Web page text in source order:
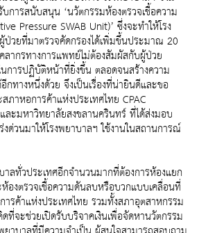
การสนับสนุน ‘นวัตกรรมห้องตรวจเชื้อความ
Pressure SWAB Unit)’ ซึ่งจะทำให้โรง
วยที่มาตรวจคัดกรองได้เพิ่มขึ้นประมาณ 20
ากรทางการแพทย์ไม่ต้องสัมผัสกับผู้ป่วย
การปฏิบัติหน้าที่ยิ่งขึ้น ตลอดจนสร้างความ
ทางหนึ่งด้วย จึงเป็นเรื่องที่น่ายินดีและขอ
าหอการค้าแห่งประเทศไทย CPAC
ะมหาวิทยาลัยสงขลานครินทร์ ที่ได้ส่งมอบ
ด่วนมาให้โรงพยาบาลฯ ใช้งานในสถานการณ์
าลทั่วประเทศอีกจำนวนมากที่ต้องการห้องแยก
องตรวจเชื้อความดันลบหรือบวกแบบเคลื่อนที่
รค้าแห่งประเทศไทย รวมทั้งสภาอุตสาหกรรม
ที่จะช่วยเปิดรับบริจาคเงินเพื่อจัดหานวัตกรรม